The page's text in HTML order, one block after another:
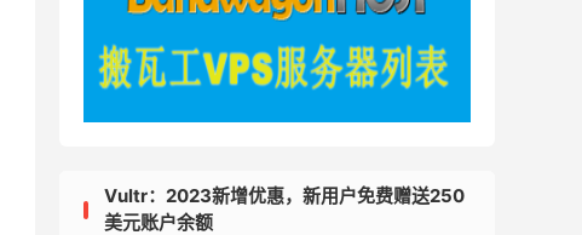
Vultr：2023新增优惠，新用户免费赠送250
美元账户余额